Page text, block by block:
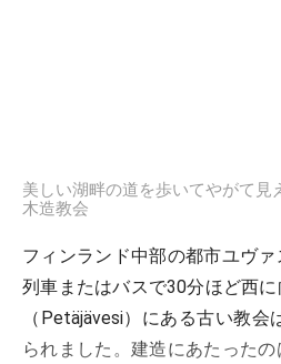
美しい湖畔の道を歩いてやがて見
木造教会
フィンランド中部の都市ユヴ
列車またはバスで30分ほど西
（Petäjävesi）にある古い教
られました。建造にあたった